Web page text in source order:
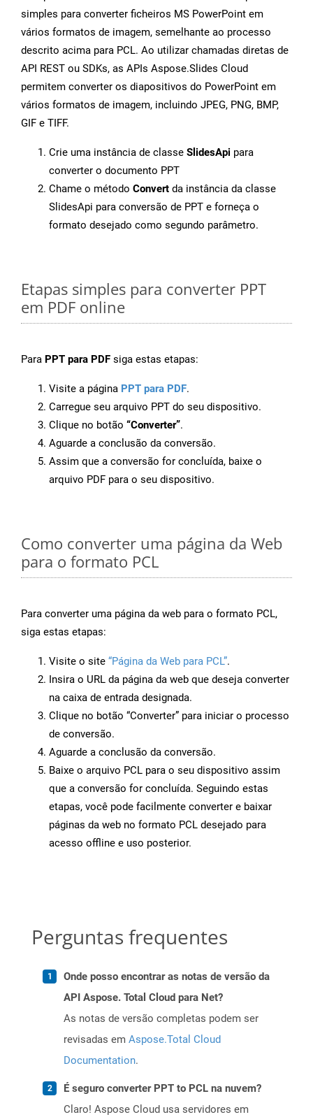
simples para converter ficheiros MS PowerPoint em
vários formatos de imagem, semelhante ao processo
descrito acima para PCL. Ao utilizar chamadas diretas de
API REST ou SDKs, as APIs Aspose.Slides Cloud
permitem converter os diapositivos do PowerPoint em
vários formatos de imagem, incluindo JPEG, PNG, BMP,
GIF e TIFF.
Crie uma instância de classe SlidesApi para
converter o documento PPT
Chame o método Convert da instância da classe
SlidesApi para conversão de PPT e forneça o
formato desejado como segundo parâmetro.
Etapas simples para converter PPT
em PDF online
Para PPT para PDF siga estas etapas:
Visite a página PPT para PDF.
Carregue seu arquivo PPT do seu dispositivo.
Clique no botão “Converter”.
Aguarde a conclusão da conversão.
Assim que a conversão for concluída, baixe o
arquivo PDF para o seu dispositivo.
Como converter uma página da Web
para o formato PCL
Para converter uma página da web para o formato PCL,
siga estas etapas:
Visite o site “Página da Web para PCL”.
Insira o URL da página da web que deseja converter
na caixa de entrada designada.
Clique no botão “Converter” para iniciar o processo
de conversão.
Aguarde a conclusão da conversão.
Baixe o arquivo PCL para o seu dispositivo assim
que a conversão for concluída. Seguindo estas
etapas, você pode facilmente converter e baixar
páginas da web no formato PCL desejado para
acesso offline e uso posterior.
Perguntas frequentes
Onde posso encontrar as notas de versão da
API Aspose. Total Cloud para Net?
As notas de versão completas podem ser
revisadas em Aspose.Total Cloud
Documentation.
É seguro converter PPT to PCL na nuvem?
Claro! Aspose Cloud usa servidores em